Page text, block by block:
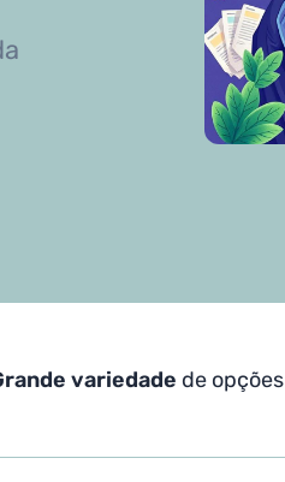
variedade de